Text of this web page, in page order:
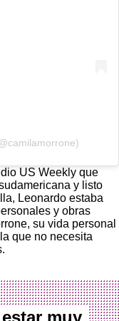
US Weekly que
y listo
Leonardo estaba
y obras
su vida personal
que no necesita